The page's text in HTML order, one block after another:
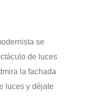
se
de luces
la fachada
luces y déjate